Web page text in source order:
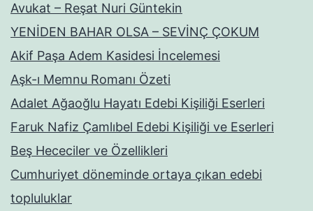
Avukat – Reşat Nuri Güntekin
YENİDEN BAHAR OLSA – SEVİNÇ ÇOKUM
Akif Paşa Adem Kasidesi İncelemesi
Aşk-ı Memnu Romanı Özeti
Adalet Ağaoğlu Hayatı Edebi Kişiliği Eserleri
Faruk Nafiz Çamlıbel Edebi Kişiliği ve Eserleri
Beş Hececiler ve Özellikleri
Cumhuriyet döneminde ortaya çıkan edebi
topluluklar